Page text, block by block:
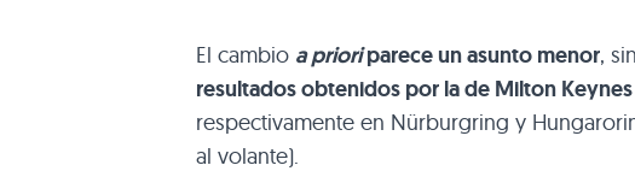
El cambio a prioriparece un asunto menor,
resultados obtenidos por la de Milton
respectivamente en Nürburgring y
al volante).